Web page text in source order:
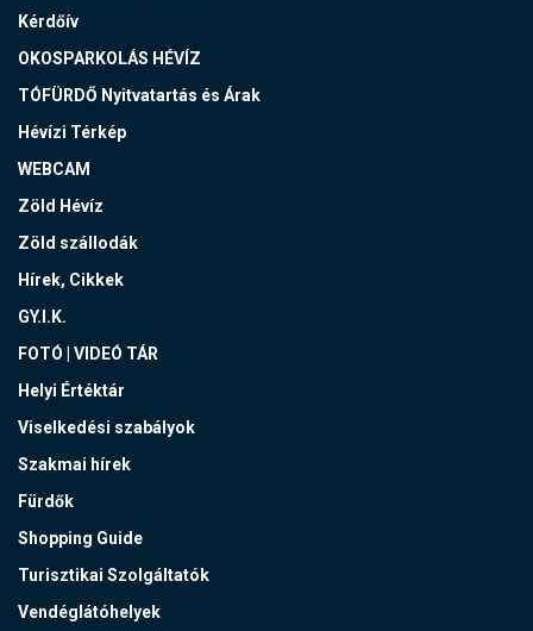
Kérdőív
OKOSPARKOLÁS HÉVÍZ
TÓFÜRDŐ Nyitvatartás és Árak
Hévízi Térkép
WEBCAM
Zöld Hévíz
Zöld szállodák
Hírek, Cikkek
GY.I.K.
FOTÓ | VIDEÓ TÁR
Helyi Értéktár
Viselkedési szabályok
Szakmai hírek
Fürdők
Shopping Guide
Turisztikai Szolgáltatók
Vendéglátóhelyek